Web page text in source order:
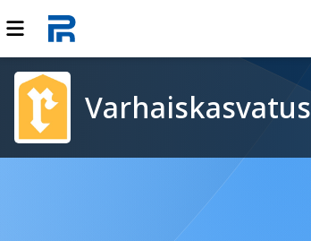
Varhaiskasvatus